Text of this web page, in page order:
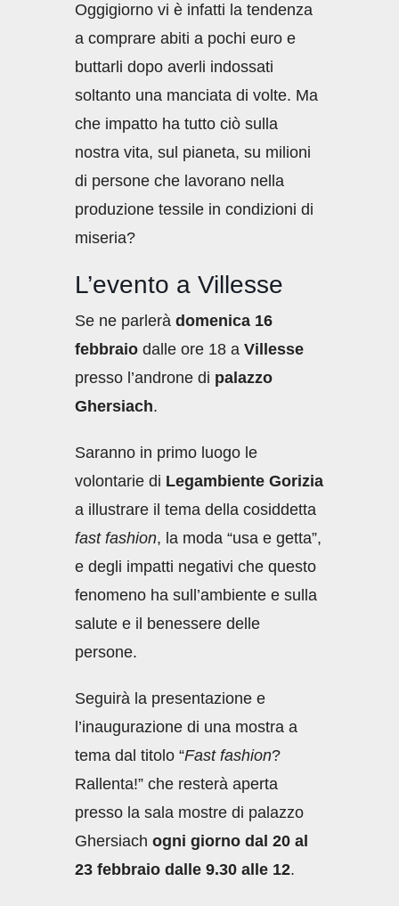
Oggigiorno vi è infatti la tendenza
a comprare abiti a pochi euro e
buttarli dopo averli indossati
soltanto una manciata di volte. Ma
che impatto ha tutto ciò sulla
nostra vita, sul pianeta, su milioni
di persone che lavorano nella
produzione tessile in condizioni di
miseria?
L’evento a Villesse
Se ne parlerà domenica 16
febbraio dalle ore 18 a Villesse
presso l’androne di palazzo
Ghersiach.
Saranno in primo luogo le
volontarie di Legambiente Gorizia
a illustrare il tema della cosiddetta
fast fashion, la moda “usa e getta”,
e degli impatti negativi che questo
fenomeno ha sull’ambiente e sulla
salute e il benessere delle
persone.
Seguirà la presentazione e
l’inaugurazione di una mostra a
tema dal titolo “Fast fashion?
Rallenta!” che resterà aperta
presso la sala mostre di palazzo
Ghersiach ogni giorno dal 20 al
23 febbraio dalle 9.30 alle 12.